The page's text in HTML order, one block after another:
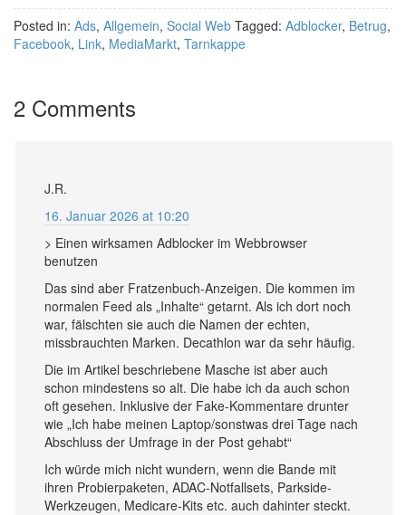
Posted in: Ads, Allgemein, Social Web Tagged: Adblocker, Betrug,
Facebook, Link, MediaMarkt, Tarnkappe
2 Comments
J.R.
16. Januar 2026 at 10:20
> Einen wirksamen Adblocker im Webbrowser
benutzen
Das sind aber Fratzenbuch-Anzeigen. Die kommen im
normalen Feed als „Inhalte“ getarnt. Als ich dort noch
war, fälschten sie auch die Namen der echten,
missbrauchten Marken. Decathlon war da sehr häufig.
Die im Artikel beschriebene Masche ist aber auch
schon mindestens so alt. Die habe ich da auch schon
oft gesehen. Inklusive der Fake-Kommentare drunter
wie „Ich habe meinen Laptop/sonstwas drei Tage nach
Abschluss der Umfrage in der Post gehabt“
Ich würde mich nicht wundern, wenn die Bande mit
ihren Probierpaketen, ADAC-Notfallsets, Parkside-
Werkzeugen, Medicare-Kits etc. auch dahinter steckt.